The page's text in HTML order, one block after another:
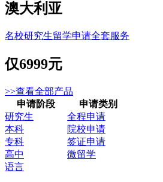
澳大利亚
名校研究生留学申请全套服务
仅6999元
>>查看全部产品
申请阶段
申请类别
研究生
全程申请
本科
院校申请
专科
签证申请
高中
微留学
语言